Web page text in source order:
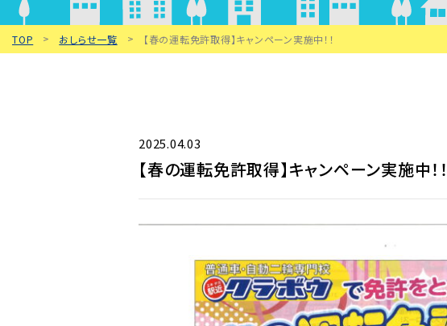
TOP おしらせ一覧 【春の運転免許取得】キャンペーン実施中！！
2025.04.03
【春の運転免許取得】キャンペーン実施中！！